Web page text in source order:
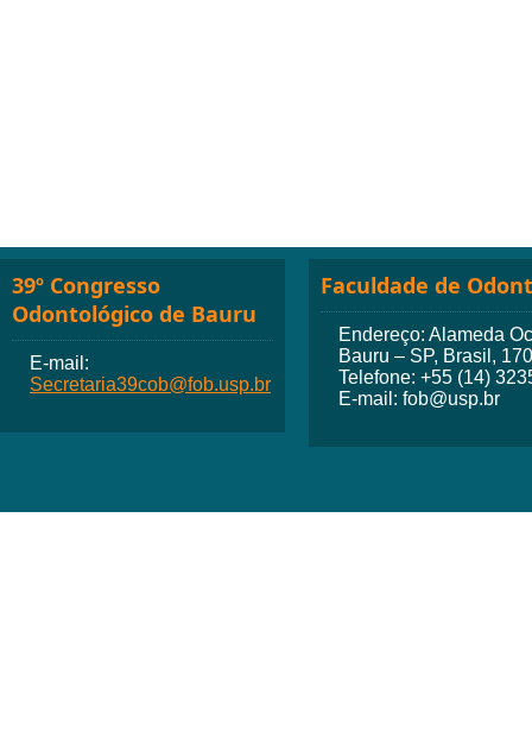
39º Congresso
Odontológico de Bauru
E-mail:
Secretaria39cob@fob.usp.br
Faculdade de
Endereço: Alameda
Bauru – SP, Brasil,
Telefone: +55 (14)
E-mail: fob@usp.br